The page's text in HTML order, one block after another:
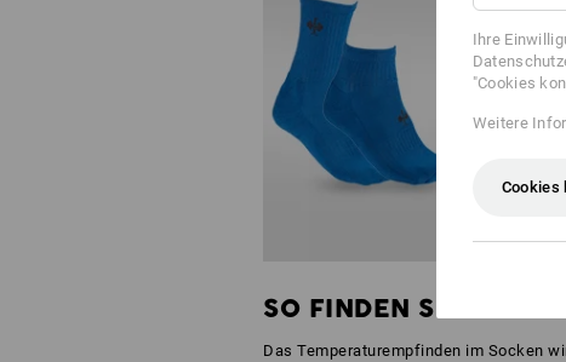
SO FINDEN SIE DIE
Das Temperaturempfinden im Socken
Ihre
"Cookies
Weitere
Cookies